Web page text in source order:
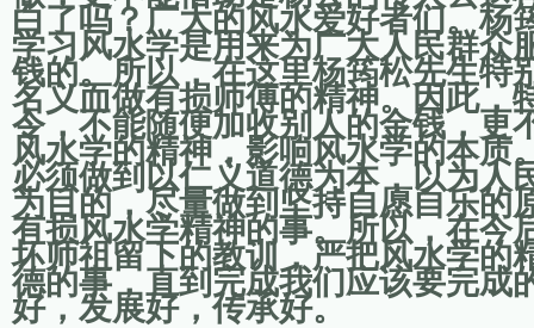
白了吗？广大的风水爱好者们。杨
学习风水学是用来为广大人民群众
钱的。所以，在这里杨筠松先生特
名义而做有损师傅的精神。因此，
令，不能随便加收别人的金钱，更
风水学的精神，影响风水学的本质
必须做到以仁义道德为本，以为人
为目的，尽量做到坚持自愿自乐的
有损风水学精神的事。所以，在今
坏师祖留下的教训，严把风水学的
德的事，直到完成我们应该要完成
好，发展好，传承好。